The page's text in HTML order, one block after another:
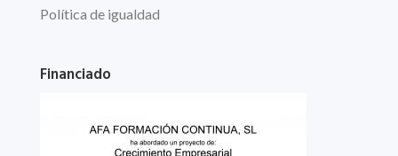
Política de igualdad
Financiado